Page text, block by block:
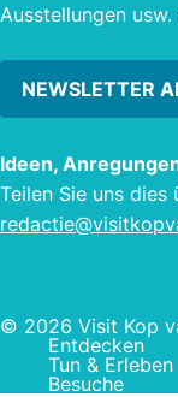
Ausstellungen
NEWSLETTER
Ideen,
Teilen Sie uns dies
© 2026 Visit Kop
Entdecken
Tun & Erleben
Besuche